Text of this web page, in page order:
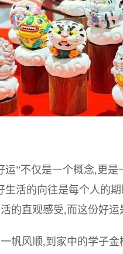
运”不仅是一个概念,更
生活的向往是每个人的
的直观感受,而这份好
帆风顺,到家中的学子